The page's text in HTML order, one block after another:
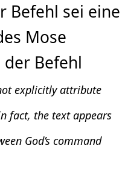
Befehl sei eine
Mose
Befehl
explicitly attribute
fact, the text appears
God’s command